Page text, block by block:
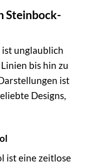
Steinbock-
unglaublich
bis hin zu
ist
Designs,
ist eine zeitlose